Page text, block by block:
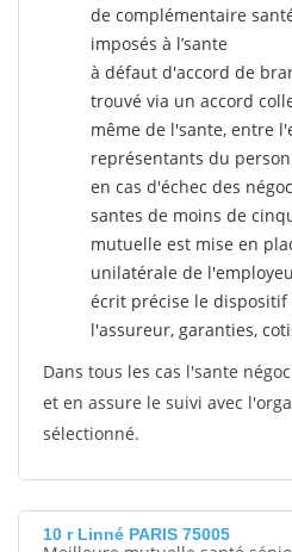
de complémentaire
imposés à l’sante
à défaut d'accord de
trouvé via un accord
même de l'sante, entre
représentants du
en cas d'échec des
santes de moins de
mutuelle est mise en
unilatérale de
écrit précise le dispositif
l'assureur, garanties,
Dans tous les cas l'sante
et en assure le suivi avec
sélectionné.
10 r Linné PARIS 75005